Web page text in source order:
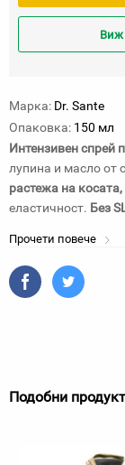
Виж
Марка: Dr. Sante
Опаковка: 150 мл
Интензивен спрей
лупина и масло от
растежа на косата,
еластичност. Без
Прочети повече
Подобни